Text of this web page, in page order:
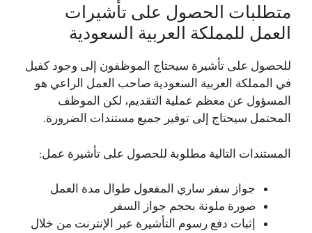
متطلبات الحصول على تأشيرات
العمل للمملكة العربية السعودية
للحصول على تأشيرة سيحتاج الموظفون إلى وجود كفيل
في المملكة العربية السعودية صاحب العمل الراعي هو
المسؤول عن معظم عملية التقديم، لكن الموظف
المحتمل سيحتاج إلى توفير جميع مستندات الضرورة.
المستندات التالية مطلوبة للحصول على تأشيرة عمل:
جواز سفر ساري المفعول طوال مدة العمل
صورة ملونة بحجم جواز السفر
إثبات دفع رسوم التأشيرة عبر الإنترنت من خلال